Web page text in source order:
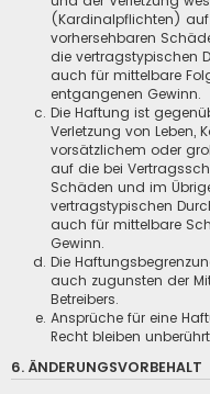
(Kardinalpflichten)
vorhersehbaren
die vertragstypischen
auch für mittelbare
entgangenen Gewinn.
Die Haftung ist
Verletzung von Leben,
vorsätzlichem oder
auf die bei
Schäden und im
vertragstypischen
auch für mittelbare
Gewinn.
Die
auch zugunsten der
Betreibers.
Ansprüche für eine
Recht bleiben
6. ÄNDERUNGSVORBEHALT